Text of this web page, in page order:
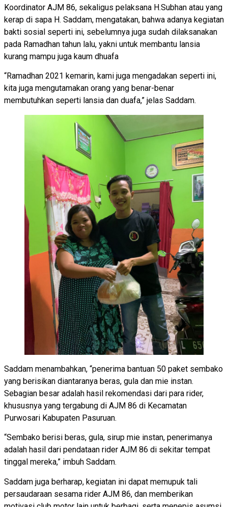
Koordinator AJM 86, sekaligus pelaksana H.Subhan atau yang
kerap di sapa H. Saddam, mengatakan, bahwa adanya kegiatan
bakti sosial seperti ini, sebelumnya juga sudah dilaksanakan
pada Ramadhan tahun lalu, yakni untuk membantu lansia
kurang mampu juga kaum dhuafa
“Ramadhan 2021 kemarin, kami juga mengadakan seperti ini,
kita juga mengutamakan orang yang benar-benar
membutuhkan seperti lansia dan duafa,” jelas Saddam.
Saddam menambahkan, “penerima bantuan 50 paket sembako
yang berisikan diantaranya beras, gula dan mie instan.
Sebagian besar adalah hasil rekomendasi dari para rider,
khususnya yang tergabung di AJM 86 di Kecamatan
Purwosari Kabupaten Pasuruan.
“Sembako berisi beras, gula, sirup mie instan, penerimanya
adalah hasil dari pendataan rider AJM 86 di sekitar tempat
tinggal mereka,” imbuh Saddam.
Saddam juga berharap, kegiatan ini dapat memupuk tali
persaudaraan sesama rider AJM 86, dan memberikan